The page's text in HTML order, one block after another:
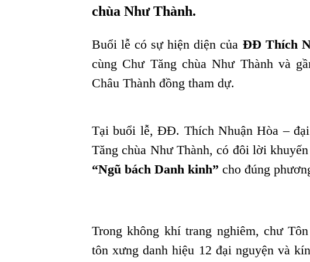
chùa Như Thành.
Buổi lễ có sự hiện diện của ĐĐ Thích
cùng Chư Tăng chùa Như Thành và
Châu Thành đồng tham dự.
Tại buổi lễ, ĐĐ. Thích Nhuận Hòa –
Tăng chùa Như Thành, có đôi lời
“Ngũ bách Danh kinh” cho đúng
Trong không khí trang nghiêm, chư
tôn xưng danh hiệu 12 đại nguyện và